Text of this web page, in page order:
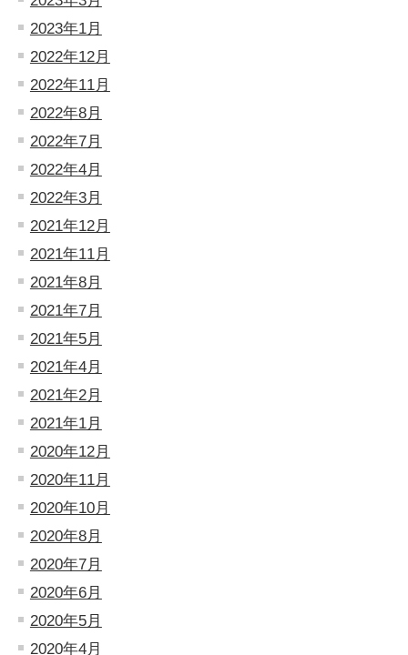
2023年1月
2022年12月
2022年11月
2022年8月
2022年7月
2022年4月
2022年3月
2021年12月
2021年11月
2021年8月
2021年7月
2021年5月
2021年4月
2021年2月
2021年1月
2020年12月
2020年11月
2020年10月
2020年8月
2020年7月
2020年6月
2020年5月
2020年4月